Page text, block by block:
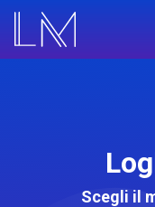
Scegli il